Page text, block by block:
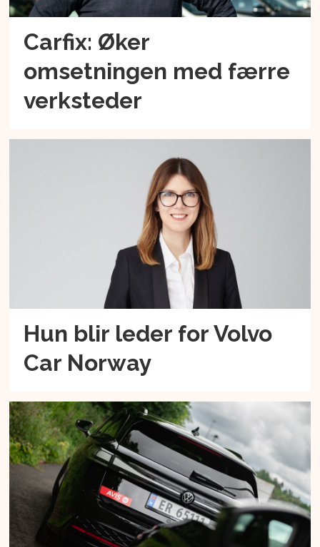
Carfix: Øker
omsetningen med færre
verksteder
Hun blir leder for Volvo
Car Norway